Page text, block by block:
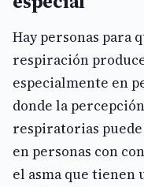
Hay personas para
respiración
especialmente en
donde la
respiratorias
en personas con
el asma que tienen